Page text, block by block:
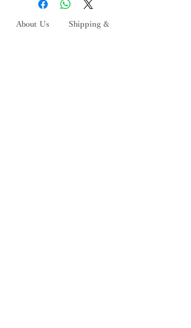
在庫状況を確認いたしますが,「在庫
切れ」の場合がございます。 その際
About Us Shipping &